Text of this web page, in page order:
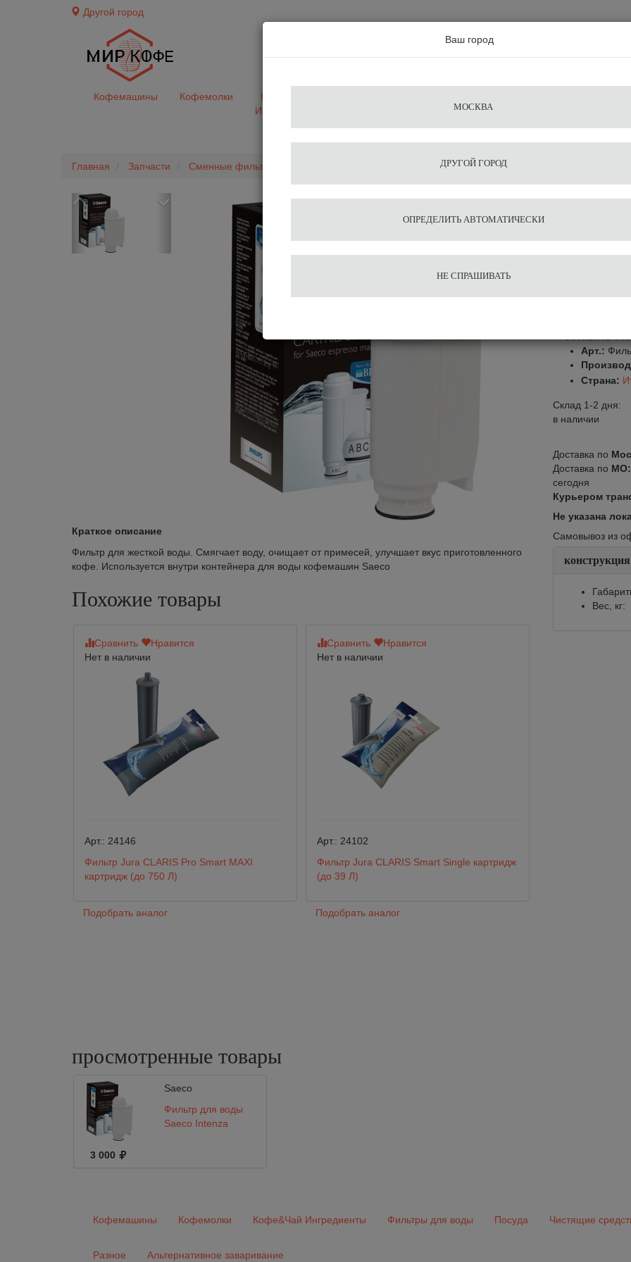
Другой город
Кофемашины Кофемолки
Кофе&Чай
Ингредиенты
средства
Главная Запчасти Сменные фильтры
Previous
Краткое описание
Фильтр для жесткой воды. Смягчает воду, очищает от примесей, улучшает вкус приготовленного
кофе. Используется внутри контейнера для воды кофемашин Saeco
Похожие товары
Сравнить
Нравится
Нет в наличии
Арт.: 24146
Фильтр Jura CLARIS Pro Smart MAXI
картридж (до 750 Л)
Подобрать аналог
Сравнить
Нравится
Нет в наличии
Арт.: 24102
Фильтр Jura CLARIS Smart Single картридж
(до 39 Л)
Подобрать аналог
Intenza
Арт.:
Страна:
Склад 1-2 дня:
в наличии
Доставка по
Доставка по МО:
сегодня
Курьером
Не указана
Самовывоз из
конструкция
Вес, кг:
просмотренные товары
Saeco
Фильтр для воды
Saeco Intenza
3 000
Ваш город
МОСКВА
ДРУГОЙ ГОРОД
ОПРЕДЕЛИТЬ АВТОМАТИЧЕСКИ
НЕ СПРАШИВАТЬ
Кофемашины Кофемолки Кофе&Чай Ингредиенты Фильтры для воды Посуда Чистящие
Разное Альтернативное заваривание